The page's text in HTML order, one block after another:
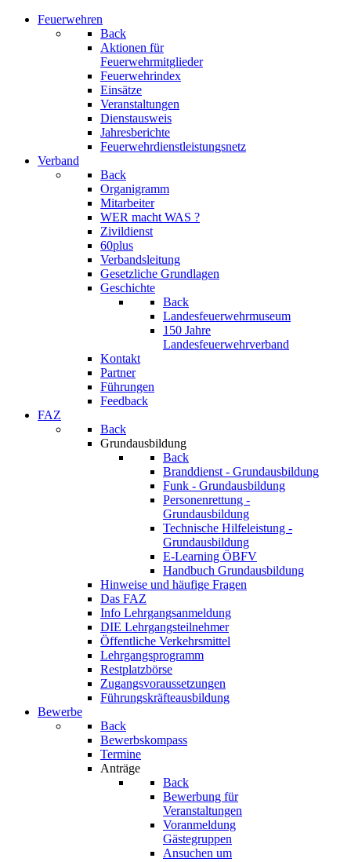
Feuerwehren
Back
Aktionen für
Feuerwehrmitglieder
Feuerwehrindex
Einsätze
Veranstaltungen
Dienstausweis
Jahresberichte
Feuerwehrdienstleistungsnetz
Verband
Back
Organigramm
Mitarbeiter
WER macht WAS ?
Zivildienst
60plus
Verbandsleitung
Gesetzliche Grundlagen
Geschichte
Back
Landesfeuerwehrmuseum
150 Jahre
Landesfeuerwehrverband
Kontakt
Partner
Führungen
Feedback
FAZ
Back
Grundausbildung
Back
Branddienst - Grundausbildung
Funk - Grundausbildung
Personenrettung -
Grundausbildung
Technische Hilfeleistung -
Grundausbildung
E-Learning ÖBFV
Handbuch Grundausbildung
Hinweise und häufige Fragen
Das FAZ
Info Lehrgangsanmeldung
DIE Lehrgangsteilnehmer
Öffentliche Verkehrsmittel
Lehrgangsprogramm
Restplatzbörse
Zugangsvoraussetzungen
Führungskräfteausbildung
Bewerbe
Back
Bewerbskompass
Termine
Anträge
Back
Bewerbung für
Veranstaltungen
Voranmeldung
Gästegruppen
Ansuchen um